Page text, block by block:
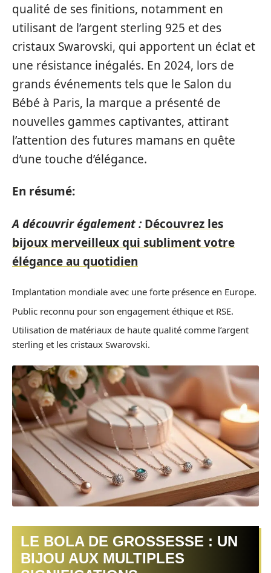
qualité de ses finitions, notamment en
utilisant de l’argent sterling 925 et des
cristaux Swarovski, qui apportent un éclat et
une résistance inégalés. En 2024, lors de
grands événements tels que le Salon du
Bébé à Paris, la marque a présenté de
nouvelles gammes captivantes, attirant
l’attention des futures mamans en quête
d’une touche d’élégance.
En résumé:
A découvrir également : Découvrez les
bijoux merveilleux qui subliment votre
élégance au quotidien
Implantation mondiale avec une forte présence en Europe.
Public reconnu pour son engagement éthique et RSE.
Utilisation de matériaux de haute qualité comme l’argent
sterling et les cristaux Swarovski.
LE BOLA DE GROSSESSE : UN
BIJOU AUX MULTIPLES